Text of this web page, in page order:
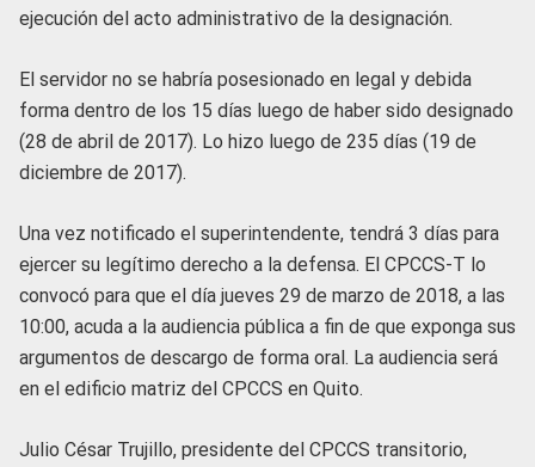
ejecución del acto administrativo de la designación.
El servidor no se habría posesionado en legal y debida
forma dentro de los 15 días luego de haber sido designado
(28 de abril de 2017). Lo hizo luego de 235 días (19 de
diciembre de 2017).
Una vez notificado el superintendente, tendrá 3 días para
ejercer su legítimo derecho a la defensa. El CPCCS-T lo
convocó para que el día jueves 29 de marzo de 2018, a las
10:00, acuda a la audiencia pública a fin de que exponga sus
argumentos de descargo de forma oral. La audiencia será
en el edificio matriz del CPCCS en Quito.
Julio César Trujillo, presidente del CPCCS transitorio,